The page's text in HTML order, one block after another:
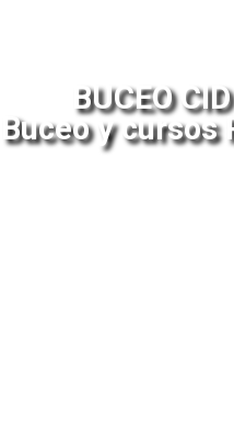
BUCEO
Buceo y cursos